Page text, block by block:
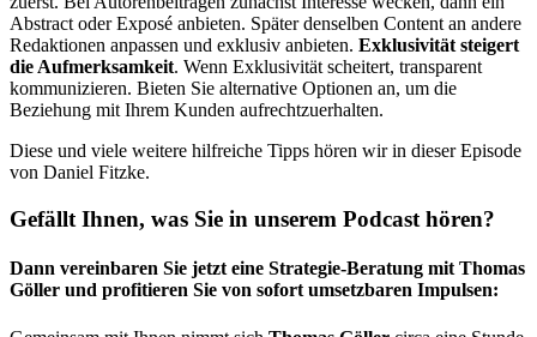
Abstract oder Exposé anbieten. Später denselben Content an andere
Redaktionen anpassen und exklusiv anbieten. Exklusivität steigert
die Aufmerksamkeit. Wenn Exklusivität scheitert, transparent
kommunizieren. Bieten Sie alternative Optionen an, um die
Beziehung mit Ihrem Kunden aufrechtzuerhalten.
Diese und viele weitere hilfreiche Tipps hören wir in dieser Episode
von Daniel Fitzke.
Gefällt Ihnen, was Sie in unserem Podcast hören?
Dann vereinbaren Sie jetzt eine Strategie-Beratung mit Thomas
Göller und profitieren Sie von sofort umsetzbaren Impulsen: